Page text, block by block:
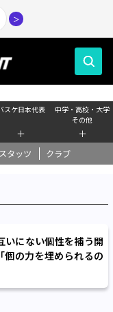
＞
スケ日本代表
＋
中学・高校・大学
その他
＋
スタッツ クラブ
いにない個性を補う開
個の力を埋められるの